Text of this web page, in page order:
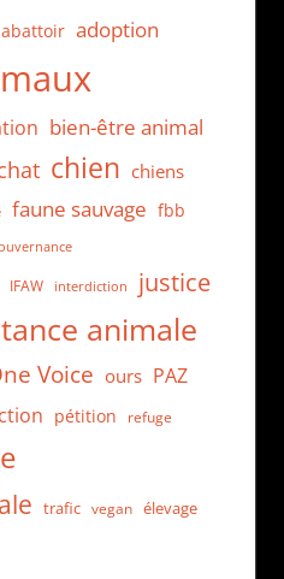
abattoir adoption
bien-être animal
chien chiens
faune sauvage fbb
IFAW interdiction justice
animale
Voice ours PAZ
pétition refuge
trafic vegan
élevage